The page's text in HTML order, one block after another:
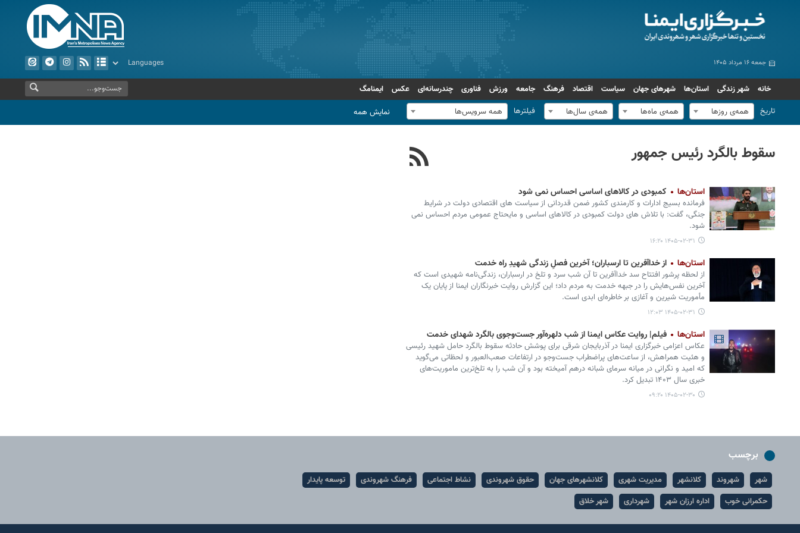
جمعه ۱۶ مرداد ۱۴۰۵
خانه شهر زندگی استان‌ها شهرهای جهان سیاست اقتصاد فرهنگ جامعه ورزش فناوری چندرسانه‌ای عکس
ایمنامگ
تاریخ
همه‌ی روزها همه‌ی ماه‌ها همه‌ی سال‌ها فیلترها همه سرویس‌ها نمایش همه
سقوط بالگرد رئیس جمهور
استان‌ها کمبودی در کالاهای اساسی احساس نمی شود
فرمانده بسیج ادارات و کارمندی کشور ضمن قدردانی از سیاست های اقتصادی دولت در شرایط
جنگی، گفت: با تلاش های دولت کمبودی در کالاهای اساسی و مایحتاج عمومی مردم احساس نمی
شود.
۱۴۰۵-۰۲-۳۱ ۱۶:۲۰
استان‌ها از خداآفرین تا ارسباران؛ آخرین فصلِ زندگی شهیدِ راه خدمت
از لحظه‌ پرشور افتتاح سد خداآفرین تا آن شب سرد و تلخ در ارسباران، زندگی‌نامه‌ شهیدی است که
آخرین نفس‌هایش را در جبهه‌ خدمت به مردم داد؛ این گزارش روایت خبرنگاران ایمنا از پایان یک
مأموریت شیرین و آغازی بر خاطره‌ای ابدی است.
۱۴۰۵-۰۲-۳۱ ۱۲:۰۳
استان‌ها فیلم| روایت عکاس ایمنا از شب دلهره‌آور جست‌وجوی بالگرد شهدای خدمت
عکاس اعزامی خبرگزاری ایمنا در آذربایجان شرقی برای پوشش حادثه سقوط بالگرد حامل شهید رئیسی
و هئیت همراهش، از ساعت‌های پراضطراب جست‌وجو در ارتفاعات صعب‌العبور و لحظاتی می‌گوید
که امید و نگرانی در میانه سرمای شبانه درهم آمیخته بود و آن شب را به تلخ‌ترین ماموریت‌های
خبری سال ۱۴۰۳ تبدیل کرد.
۱۴۰۵-۰۲-۳۰ ۰۹:۲۰
برچسب
شهر شهروند کلانشهر مدیریت شهری کلانشهرهای جهان حقوق شهروندی نشاط اجتماعی فرهنگ شهروندی
توسعه پایدار
حکمرانی خوب
اداره ارزان شهر شهرداری شهر خلاق